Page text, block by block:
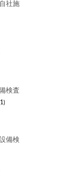
社施
検査
備検